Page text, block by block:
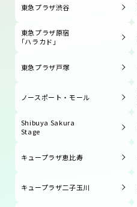
東急プラザ渋谷
東急プラザ原宿
「ハラカド」
東急プラザ戸塚
ノースポート・モール
Shibuya Sakura
Stage
キュープラザ恵比寿
キュープラザ二子玉川